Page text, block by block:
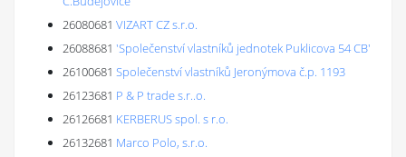
26080681 VIZART CZ s.r.o.
26088681 'Společenství vlastníků jednotek Puklicova 54 CB'
26100681 Společenství vlastníků Jeronýmova č.p. 1193
26123681 P & P trade s.r..o.
26126681 KERBERUS spol. s r.o.
26132681 Marco Polo, s.r.o.